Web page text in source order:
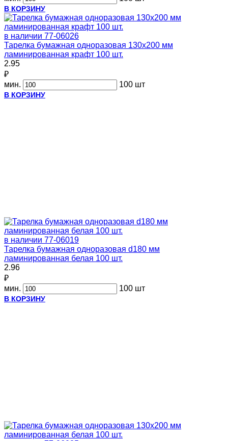
В КОРЗИНУ
в наличии 77-06026
Тарелка бумажная одноразовая 130х200 мм
ламинированная крафт 100 шт.
2.95
₽
мин.
100 шт
В КОРЗИНУ
в наличии 77-06019
Тарелка бумажная одноразовая d180 мм
ламинированная белая 100 шт.
2.96
₽
мин.
100 шт
В КОРЗИНУ